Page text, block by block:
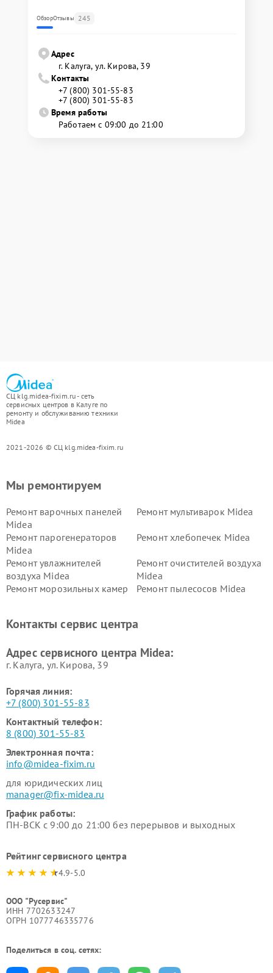
ОбзорОтзывы 245
Адрес
г. Калуга, ул. Кирова, 39
Контакты
+7 (800) 301-55-83
+7 (800) 301-55-83
Время работы
Работаем с 09:00 до 21:00
СЦ klg.midea-fixim.ru - сеть
сервисных центров в Калуге по
ремонту и обслуживанию техники
Midea
2021-2026 © СЦ klg.midea-fixim.ru
Мы ремонтируем
Ремонт варочных панелей
Midea
Ремонт мультиварок Midea
Ремонт парогенераторов
Midea
Ремонт хлебопечек Midea
Ремонт увлажнителей
воздуха Midea
Ремонт очистителей воздуха
Midea
Ремонт морозильных камер
Ремонт пылесосов Midea
пылесосов Midea
Midea
Контакты сервис центра
Адрес сервисного центра Midea:
г. Калуга, ул. Кирова, 39
Горячая линия:
+7 (800) 301-55-83
Контактный телефон:
8 (800) 301-55-83
Электронная почта:
info@midea-fixim.ru
для юридических лиц
manager@fix-midea.ru
График работы:
ПН-ВСК с 9:00 до 21:00 без перерывов и выходных
Рейтинг сервисного центра
4.9-5.0
ООО "Русервис"
ИНН 7702633247
ОГРН 1077746335776
Поделиться в соц. сетях: